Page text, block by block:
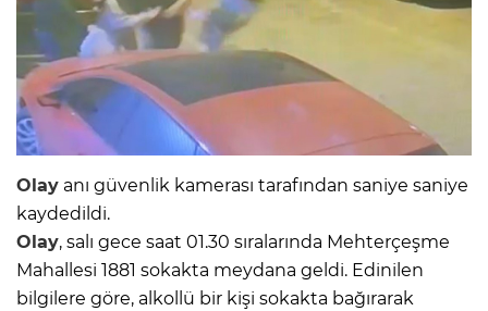
Olay anı güvenlik kamerası tarafından saniye saniye
kaydedildi.
Olay, salı gece saat 01.30 sıralarında Mehterçeşme
Mahallesi 1881 sokakta meydana geldi. Edinilen
bilgilere göre, alkollü bir kişi sokakta bağırarak